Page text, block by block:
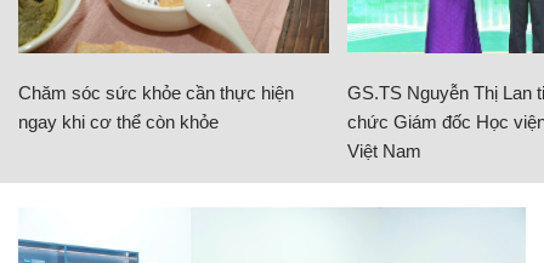
Chăm sóc sức khỏe cần thực hiện
ngay khi cơ thể còn khỏe
GS.TS Nguyễn Thị Lan
chức Giám đốc Học
Việt Nam